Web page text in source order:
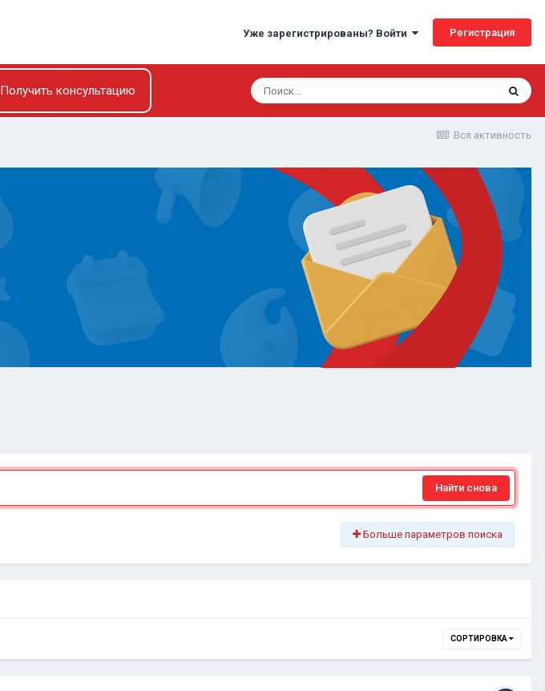
Уже зарегистрированы? Войти Регистрация
Получить консультацию
Вся активность
Найти снова
Больше параметров поиска
СОРТИРОВКА